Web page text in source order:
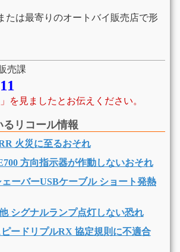
たは最寄りのオートバイ販売店で形
売課
を見ましたとお伝えください。
るリコール情報
火災に至るおそれ
方向指示器が作動しないおそれ
ェーバーUSBケーブル ショート発熱
シグナルランプ点灯しない恐れ
ピードリプルRX 協定規則に不適合